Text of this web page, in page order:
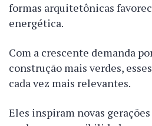
formas arquitetônicas
energética.
Com a crescente demanda
construção mais verdes,
cada vez mais relevantes.
Eles inspiram novas